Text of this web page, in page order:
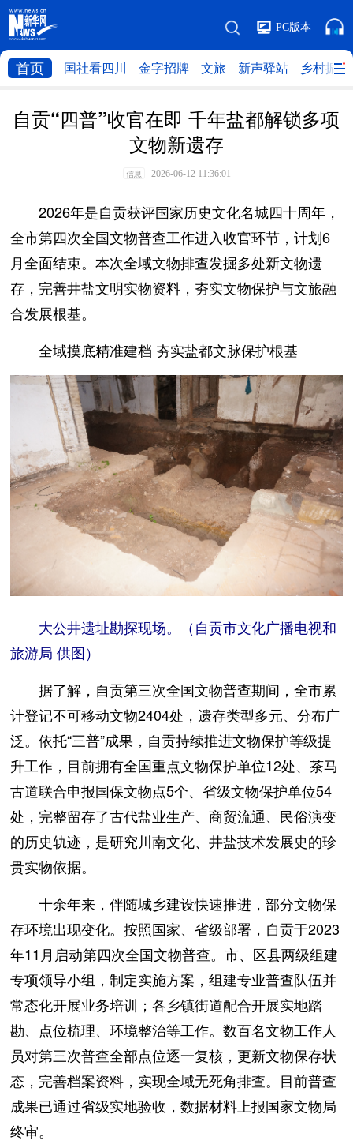
PC版本
首页 国社看四川 金字招牌 文旅 新声驿站 乡村振兴
自贡“四普”收官在即 千年盐都解锁多项
文物新遗存
信息 2026-06-12 11:36:01
2026年是自贡获评国家历史文化名城四十周年，
全市第四次全国文物普查工作进入收官环节，计划6
月全面结束。本次全域文物排查发掘多处新文物遗
存，完善井盐文明实物资料，夯实文物保护与文旅融
合发展根基。
全域摸底精准建档 夯实盐都文脉保护根基
大公井遗址勘探现场。（自贡市文化广播电视和
旅游局 供图）
据了解，自贡第三次全国文物普查期间，全市累
计登记不可移动文物2404处，遗存类型多元、分布广
泛。依托“三普”成果，自贡持续推进文物保护等级提
升工作，目前拥有全国重点文物保护单位12处、茶马
古道联合申报国保文物点5个、省级文物保护单位54
处，完整留存了古代盐业生产、商贸流通、民俗演变
的历史轨迹，是研究川南文化、井盐技术发展史的珍
贵实物依据。
十余年来，伴随城乡建设快速推进，部分文物保
存环境出现变化。按照国家、省级部署，自贡于2023
年11月启动第四次全国文物普查。市、区县两级组建
专项领导小组，制定实施方案，组建专业普查队伍并
常态化开展业务培训；各乡镇街道配合开展实地踏
勘、点位梳理、环境整治等工作。数百名文物工作人
员对第三次普查全部点位逐一复核，更新文物保存状
态，完善档案资料，实现全域无死角排查。目前普查
成果已通过省级实地验收，数据材料上报国家文物局
终审。